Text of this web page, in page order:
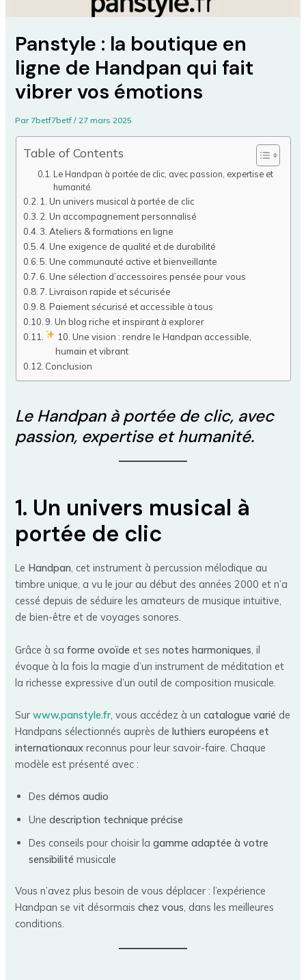
Panstyle : la boutique en
ligne de Handpan qui fait
vibrer vos émotions
Par 7betf7betf/27 mars 2025
Table of Contents
Le Handpan à portée de clic, avec passion, expertise et
humanité.
1. Un univers musical à portée de clic
2. Un accompagnement personnalisé
3. Ateliers & formations en ligne
4. Une exigence de qualité et de durabilité
5. Une communauté active et bienveillante
6. Une sélection d’accessoires pensée pour vous
7. Livraison rapide et sécurisée
8. Paiement sécurisé et accessible à tous
9. Un blog riche et inspirant à explorer
10. Une vision : rendre le Handpan accessible,
humain et vibrant
Conclusion
Le Handpan à portée de clic, avec
passion, expertise et humanité.
1. Un univers musical à
portée de clic
Le Handpan, cet instrument à percussion mélodique au
timbre unique, a vu le jour au début des années 2000 et n’a
cessé depuis de séduire les amateurs de musique intuitive,
de bien-être et de voyages sonores.
Grâce à saforme ovoïde et sesnotes harmoniques , il
évoque à la fois la magie d’un instrument de méditation et
la richesse expressive d’un outil de composition musicale.
Surwww.panstyle.fr, vous accédez à uncatalogue varié de
Handpans sélectionnés auprès deluthiers européens et
internationaux reconnus pour leur savoir-faire. Chaque
modèle est présenté avec :
Desdémos audio
Unedescription technique précise
Des conseils pour choisir lagamme adaptée à votre
sensibilité musicale
Vous n’avez plus besoin de vous déplacer : l’expérience
Handpan se vit désormaischez vous, dans les meilleures
conditions.